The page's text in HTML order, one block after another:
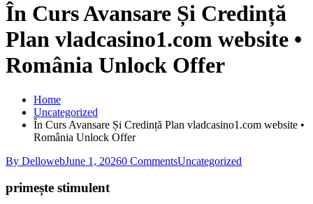
În Curs Avansare Și Credință
Plan vladcasino1.com website •
România Unlock Offer
Home
Uncategorized
În Curs Avansare Și Credință Plan vladcasino1.com website •
România Unlock Offer
By DellowebJune 1, 20260 CommentsUncategorized
primește stimulent